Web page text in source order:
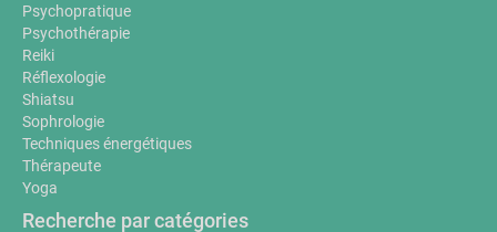
Psychopratique
Psychothérapie
Reiki
Réflexologie
Shiatsu
Sophrologie
Techniques énergétiques
Thérapeute
Yoga
Recherche par catégories